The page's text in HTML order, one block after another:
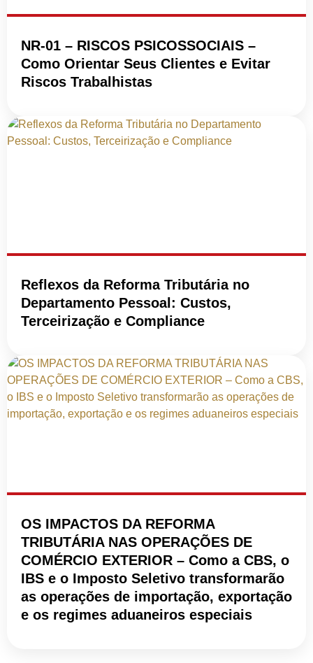
NR-01 – RISCOS PSICOSSOCIAIS –
Como Orientar Seus Clientes e Evitar
Riscos Trabalhistas
Reflexos da Reforma Tributária no
Departamento Pessoal: Custos,
Terceirização e Compliance
OS IMPACTOS DA REFORMA
TRIBUTÁRIA NAS OPERAÇÕES DE
COMÉRCIO EXTERIOR – Como a CBS, o
IBS e o Imposto Seletivo transformarão
as operações de importação, exportação
e os regimes aduaneiros especiais